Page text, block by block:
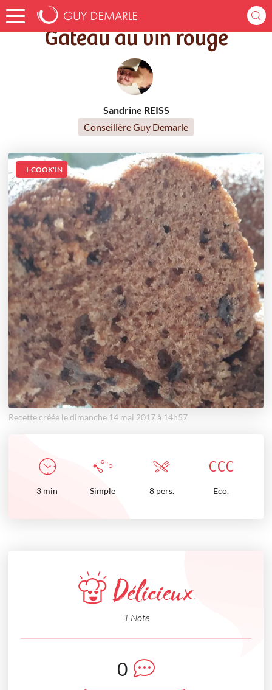
Accueil Recettes Gâteau au vin rouge
Gâteau au vin rouge
Sandrine REISS
Conseillère Guy Demarle
I-COOK'IN
Recette créée le dimanche 14 mai 2017 à 14h57
€€€
3 min Simple 8 pers. Eco.
Délicieux
1 Note
0